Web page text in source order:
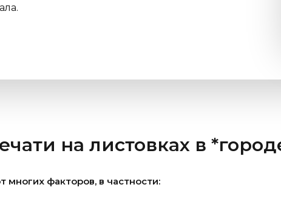
на листовках в
многих факторов, в частности: